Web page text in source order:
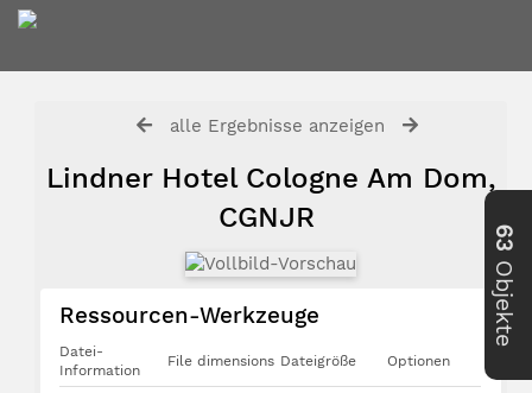
alle Ergebnisse anzeigen
Lindner Hotel Cologne Am Dom,
CGNJR
Ressourcen-Werkzeuge
Datei-
Information
File dimensions Dateigröße Optionen
63
Objekte